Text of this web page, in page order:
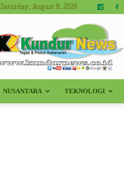
Saturday, August 8, 2026
Kundur
NUSANTARA TEKNOLOGI